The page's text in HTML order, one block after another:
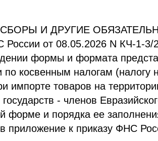
СБОРЫ И ДРУГИЕ
России от 08.05.2026 N КЧ-1-3/
формы и формата
по косвенным налогам (налогу
импорте товаров на
- членов
форме и порядка ее
приложение к приказу ФНС